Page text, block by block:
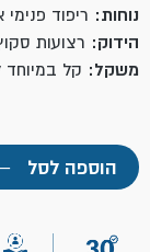
נוחות: ריפוד
הידוק: רצועות
משקל: קל
הוספה לסל